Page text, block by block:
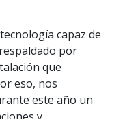
capaz de
por
que
eso, nos
este año un